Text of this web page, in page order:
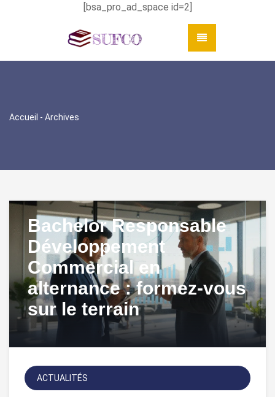
[bsa_pro_ad_space id=2]
Accueil - Archives
Bachelor Responsable
Développement
Commercial en
alternance : formez-vous
sur le terrain
ACTUALITÉS